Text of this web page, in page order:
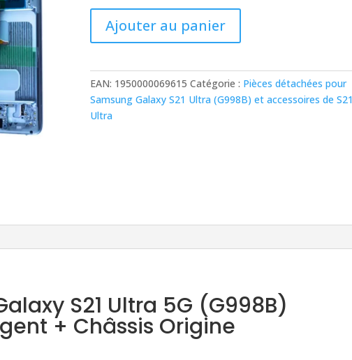
288,00 €.
Galaxy
S21
Ultra
Châssis
Ajouter au panier
EAN: 1950000069615 Catégorie : Pièces détachées pour
Samsung Galaxy S21 Ultra (G998B) et accessoires de S21
Ultra
S21 Ultra 5G (G998B)
+ Châssis Origine